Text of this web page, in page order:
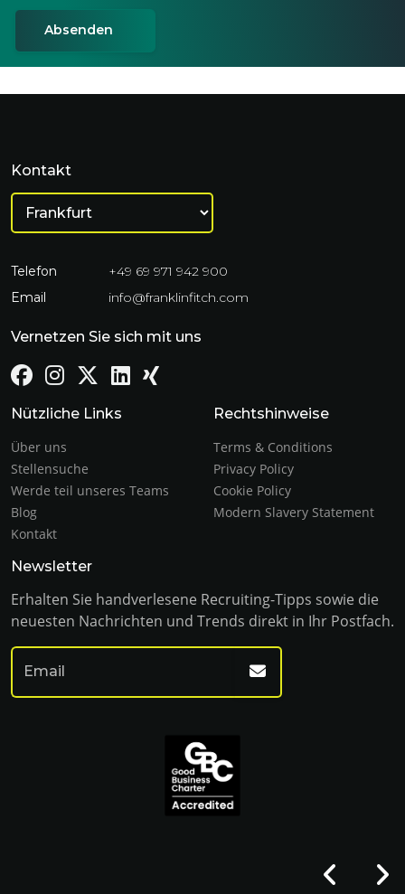
Kontakt
Telefon
+49 69 971 942 900
Email
info@franklinfitch.com
Vernetzen Sie sich mit uns
Nützliche Links
Über uns
Stellensuche
Werde teil unseres Teams
Blog
Kontakt
Rechtshinweise
Terms & Conditions
Privacy Policy
Cookie Policy
Modern Slavery Statement
Newsletter
Erhalten Sie handverlesene Recruiting-Tipps sowie die
neuesten Nachrichten und Trends direkt in Ihr Postfach.